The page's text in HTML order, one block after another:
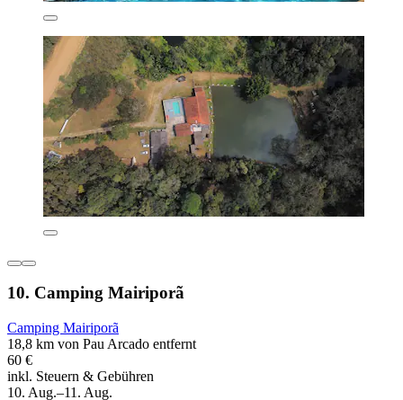
10. Camping Mairiporã
Camping Mairiporã
18,8 km von Pau Arcado entfernt
60 €
inkl. Steuern & Gebühren
10. Aug.–11. Aug.